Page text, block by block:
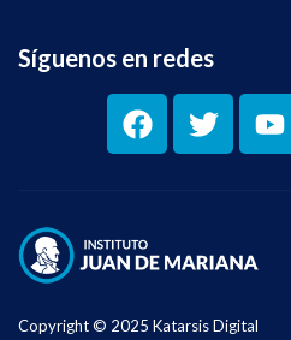
Síguenos en redes
Copyright © 2025 Katarsis Digital